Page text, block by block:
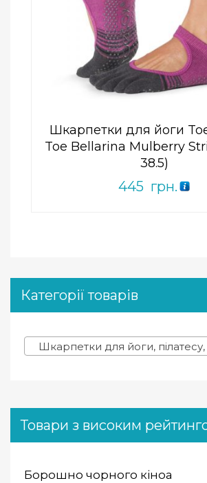
Шкарпетки для йоги
Toe Bellarina Mulberry
38.5)
445 грн.
Add to Wishlist
Категорії товарів
Шкарпетки для йоги, пілатесу,
Товари з високим
Борошно чорного кіноа